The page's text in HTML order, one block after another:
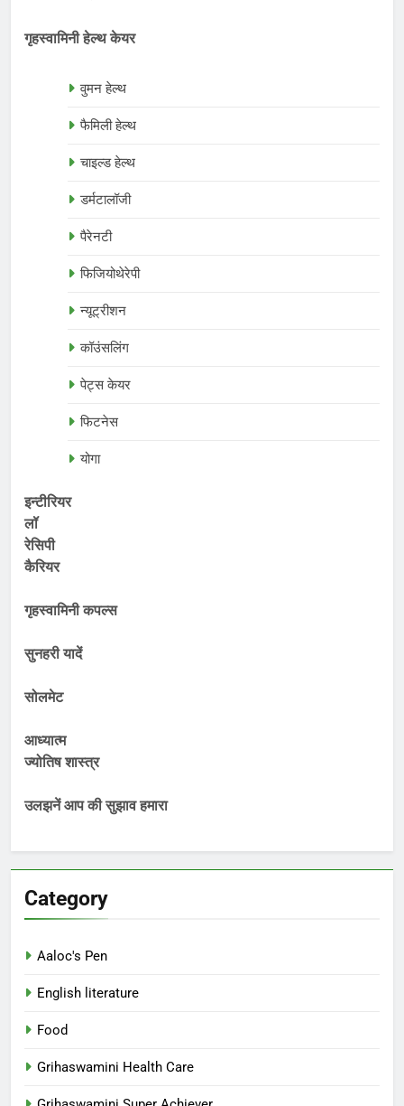
गृहस्वामिनी हेल्थ केयर
वुमन हेल्थ
फैमिली हेल्थ
चाइल्ड हेल्थ
डर्मटालॉजी
पैरेनटी
फिजियोथेरेपी
न्यूट्रीशन
कॉउंसलिंग
पेट्स केयर
फिटनेस
योगा
इन्टीरियर
लॉ
रेसिपी
कैरियर
गृहस्वामिनी कपल्स
सुनहरी यादें
सोलमेट
आध्यात्म
ज्योतिष शास्त्र
उलझनें आप की सुझाव हमारा
Category
Aaloc's Pen
English literature
Food
Grihaswamini Health Care